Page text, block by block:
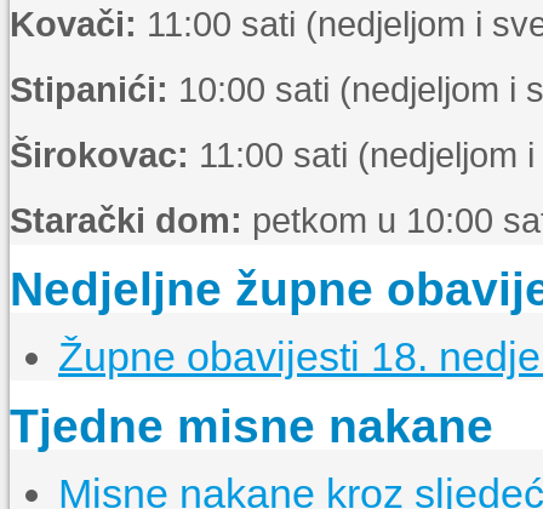
Kovači: 11:00 sati (nedjeljom i
Stipanići: 10:00 sati (nedjeljom i
Širokovac: 11:00 sati (nedjeljom
Starački dom: petkom u 10:00
Nedjeljne župne
Župne obavijesti 18.
Tjedne misne nakane
Misne nakane kroz